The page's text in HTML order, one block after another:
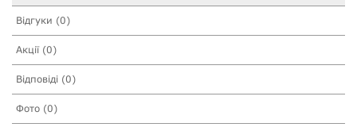
Відгуки (0)
Акції (0)
Відповіді (0)
Фото (0)